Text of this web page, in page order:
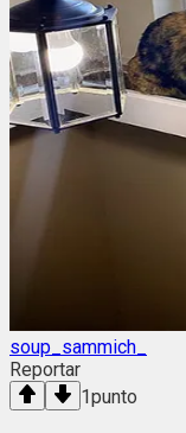
soup_sammich_
Reportar
1punto